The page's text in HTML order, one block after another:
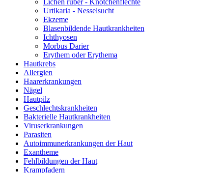
Lichen ruber - Knötchenflechte
Urtikaria - Nesselsucht
Ekzeme
Blasenbildende Hautkrankheiten
Ichthyosen
Morbus Darier
Erythem oder Erythema
Hautkrebs
Allergien
Haarerkrankungen
Nägel
Hautpilz
Geschlechtskrankheiten
Bakterielle Hautkrankheiten
Viruserkrankungen
Parasiten
Autoimmunerkrankungen der Haut
Exantheme
Fehlbildungen der Haut
Krampfadern